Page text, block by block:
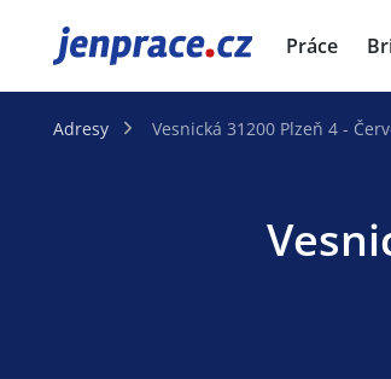
JenPráce.cz Práce
Adresy Vesnická 31200 Plzeň 4 -